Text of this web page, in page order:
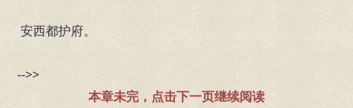
安西都护府。
-->>
本章未完，点击下一页继续阅读